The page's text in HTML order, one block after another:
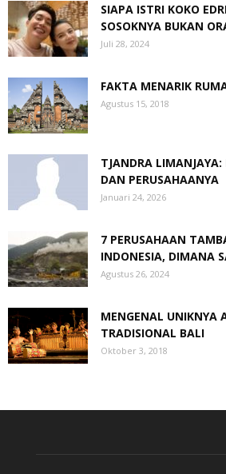
SIAPA ISTRI KOKO
SOSOKNYA BUKAN
Juli 28, 2024
FAKTA MENARIK
Agustus 15, 2018
TJANDRA LIMANJAYA:
DAN PERUSAHAANYA
Januari 24, 2026
7 PERUSAHAAN
INDONESIA, DIMANA
Agustus 26, 2024
MENGENAL UNIKNYA
TRADISIONAL BALI
Oktober 3, 2018